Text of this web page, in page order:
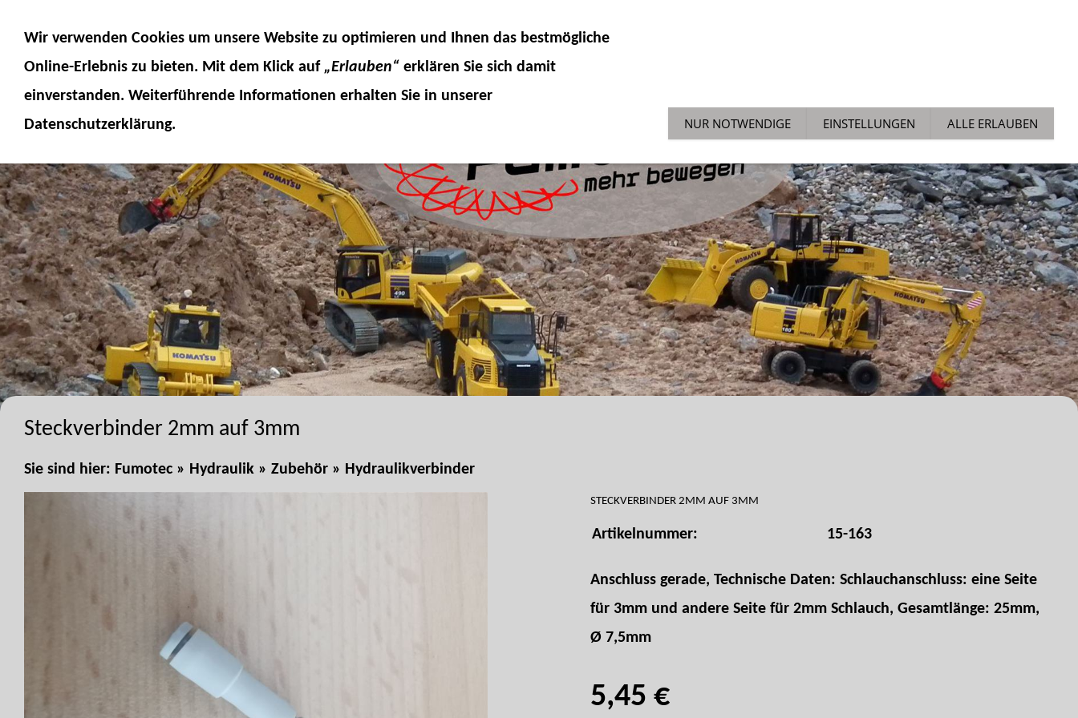
FUMOTEC ONLINESHOP SONDERAKTIONEN ENGLISH-SHOP
Steckverbinder 2mm auf 3mm
Sie sind hier: Fumotec » Hydraulik » Zubehör » Hydraulikverbinder
STECKVERBINDER 2MM AUF 3MM
Artikelnummer: 15-163
Anschluss gerade, Technische Daten: Schlauchanschluss: eine Seite
für 3mm und andere Seite für 2mm Schlauch, Gesamtlänge: 25mm,
Ø 7,5mm
5,45 €
Wir verwenden Cookies um unsere Website zu optimieren und Ihnen das bestmögliche
Online-Erlebnis zu bieten. Mit dem Klick auf „Erlauben“ erklären Sie sich damit
einverstanden. Weiterführende Informationen erhalten Sie in unserer
Datenschutzerklärung.
NUR NOTWENDIGE EINSTELLUNGEN ALLE ERLAUBEN